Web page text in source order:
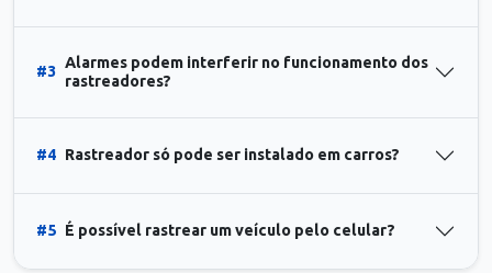
#3
Alarmes podem interferir no funcionamento dos
rastreadores?
#4 Rastreador só pode ser instalado em carros?
#5 É possível rastrear um veículo pelo celular?